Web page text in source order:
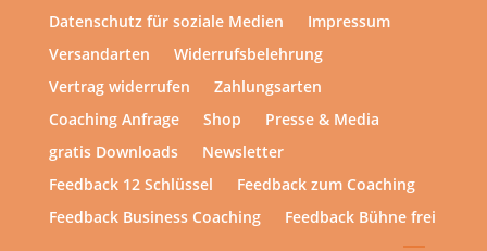
Datenschutz für soziale Medien
Impressum
Versandarten
Widerrufsbelehrung
Vertrag widerrufen
Zahlungsarten
Coaching Anfrage
Shop
Presse & Media
gratis Downloads
Newsletter
Feedback 12 Schlüssel
Feedback zum Coaching
Feedback Business Coaching
Feedback Bühne frei